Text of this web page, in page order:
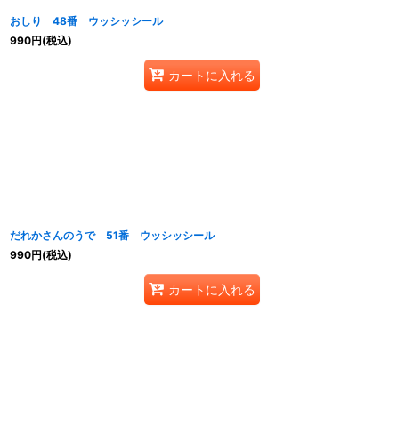
おしり 48番 ウッシッシール
990円(税込)
カートに入れる
だれかさんのうで 51番 ウッシッシール
990円(税込)
カートに入れる